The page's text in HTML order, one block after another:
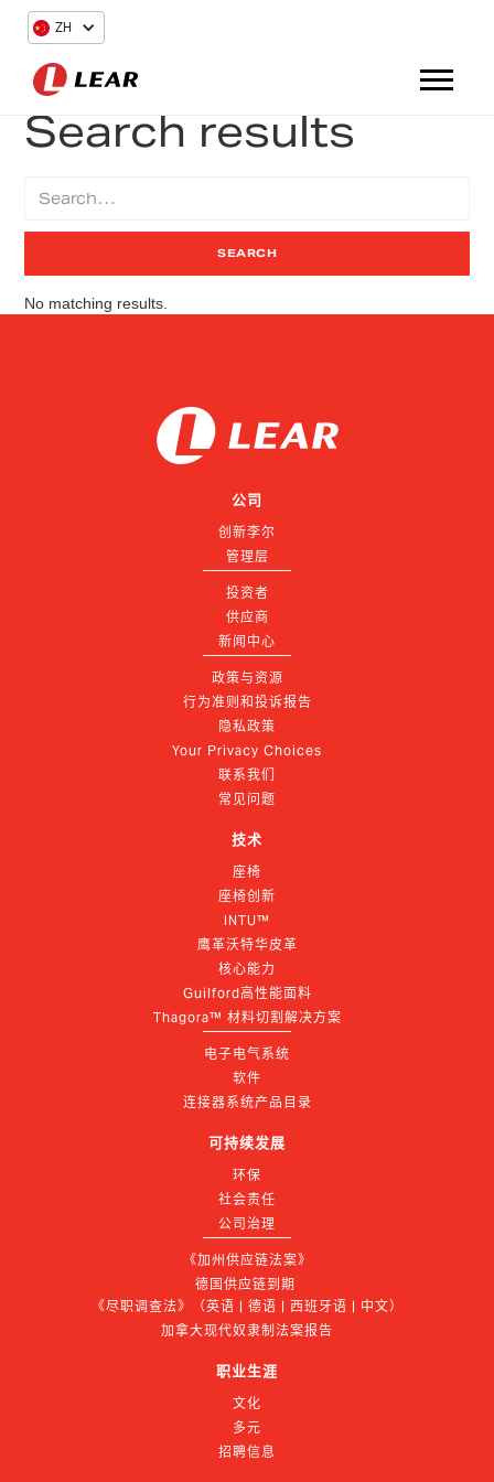
ZH
Search results
No matching results.
公司
创新李尔
管理层
投资者
供应商
新闻中心
政策与资源
行为准则和投诉报告
隐私政策
Your Privacy Choices
联系我们
常见问题
技术
座椅
座椅创新
INTU™
鹰革沃特华皮革
核心能力
Guilford高性能面料
Thagora™ 材料切割解决方案
电子电气系统
软件
连接器系统产品目录
可持续发展
环保
社会责任
公司治理
《加州供应链法案》
德国供应链到期
《尽职调查法》（英语 | 德语 | 西班牙语 | 中文）
加拿大现代奴隶制法案报告
职业生涯
文化
多元
招聘信息